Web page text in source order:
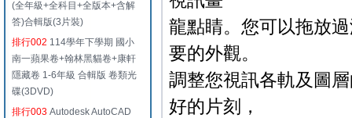
(全年級+全科目+全版本+含解
答)合輯版(3片裝)
排行002 114學年下學期 國小
南一蘋果卷+翰林黑貓卷+康軒
隱藏卷 1-6年級 合輯版 卷類光
碟(3DVD)
排行003 Autodesk AutoCAD
龍點睛。您可以拖放
要的外觀。
調整您視訊各軌及圖
好的片刻，